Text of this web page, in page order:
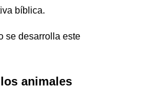
bíblica.
se desarrolla este
animales